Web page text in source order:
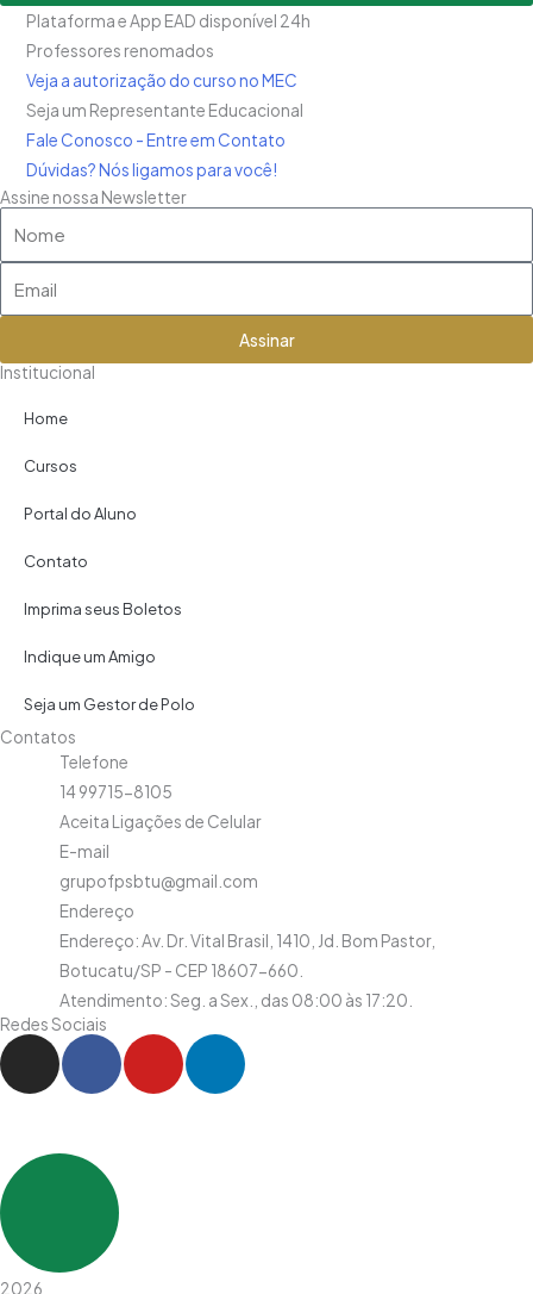
Plataforma e App EAD disponível 24h
Professores renomados
Veja a autorização do curso no MEC
Seja um Representante Educacional
Fale Conosco - Entre em Contato
Dúvidas? Nós ligamos para você!
Assine nossa Newsletter
Assinar
Institucional
Home
Cursos
Portal do Aluno
Contato
Imprima seus Boletos
Indique um Amigo
Seja um Gestor de Polo
Contatos
Telefone
14 99715-8105
Aceita Ligações de Celular
E-mail
grupofpsbtu@gmail.com
Endereço
Endereço: Av. Dr. Vital Brasil, 1410, Jd. Bom Pastor,
Botucatu/SP - CEP 18607-660.
Atendimento: Seg. a Sex., das 08:00 às 17:20.
Redes Sociais
I
s
a
a
m
F
c
b
k
Y
u
L
n
2026